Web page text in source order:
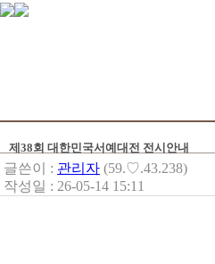
제38회 대한민국서예대전 전시안내
글쓴이 : 관리자 (59.♡.43.238)
작성일 : 26-05-14 15:11